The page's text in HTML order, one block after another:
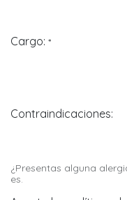
Cargo: *
Contraindicaciones:
¿Presentas alguna
es.